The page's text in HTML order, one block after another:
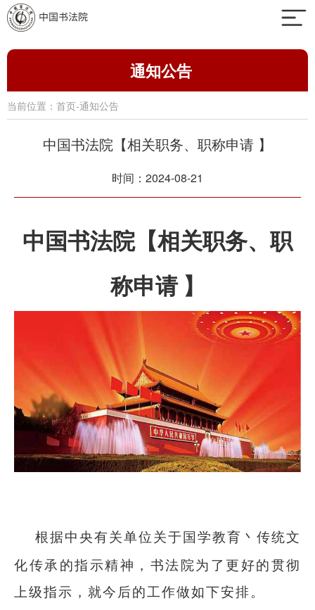
通知公告
当前位置： 首页-通知公告
中国书法院【相关职务、职称申请 】
时间：2024-08-21
中国书法院【相关职务、职
称申请 】
根据中央有关单位关于国学教育丶传统文
化传承的指示精神，书法院为了更好的贯彻
上级指示，就今后的工作做如下安排。